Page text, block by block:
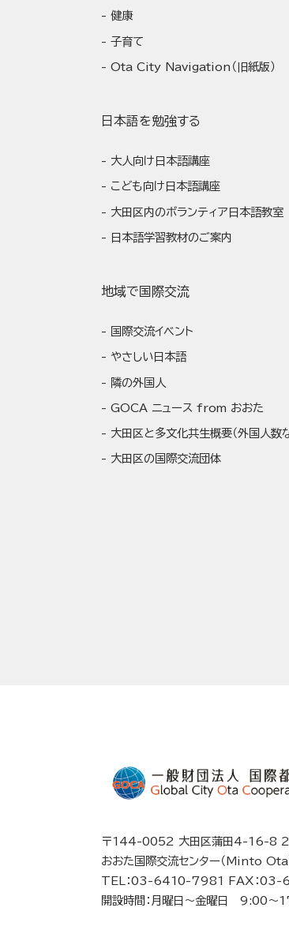
健康
子育て
Ota City Navigation（旧紙版）
日本語を勉強する
大人向け日本語講座
こども向け日本語講座
大田区内のボランティア日本語教室
日本語学習教材のご案内
地域で国際交流
国際交流イベント
やさしい日本語
隣の外国人
GOCA ニュース from おおた
大田区と多文化共生概要（外国人数
大田区の国際交流団体
〒144-0052 大田区蒲田4-16-8
おおた国際交流センター（Minto Ota
TEL：03-6410-7981 FAX：
開設時間：月曜日～金曜日 9:00～